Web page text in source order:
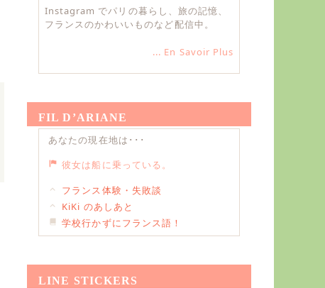
Instagram でパリの暮らし、旅の記憶、
フランスのかわいいものなど配信中。
... En Savoir Plus
FIL D’ARIANE
あなたの現在地は･･･
彼女は船に乗っている。
フランス体験・失敗談
KiKi のあしあと
学校行かずにフランス語！
LINE STICKERS